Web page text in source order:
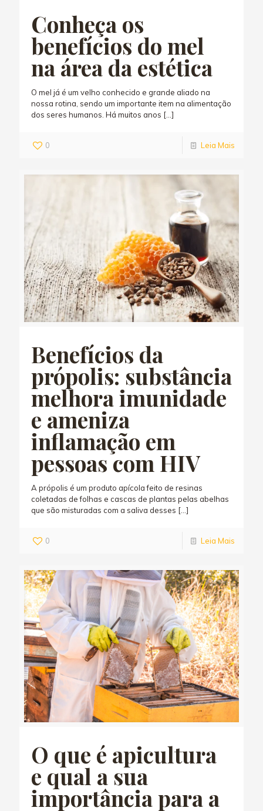
Conheça os
benefícios do mel
na área da estética
O mel já é um velho conhecido e grande aliado na
nossa rotina, sendo um importante item na alimentação
dos seres humanos. Há muitos anos […]
0 Leia Mais
Benefícios da
própolis: substância
melhora imunidade
e ameniza
inflamação em
pessoas com HIV
A própolis é um produto apícola feito de resinas
coletadas de folhas e cascas de plantas pelas abelhas
que são misturadas com a saliva desses […]
0 Leia Mais
O que é apicultura
e qual a sua
importância para a